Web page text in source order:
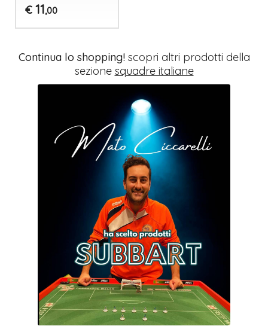
€ 11,00
Continua lo shopping!scopri altri prodotti della
sezione squadre italiane